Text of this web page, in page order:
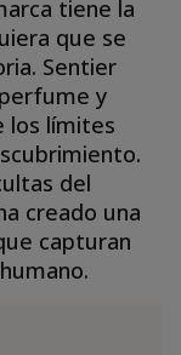
tiene la
que se
Sentier
y
los límites
del
creado una
capturan